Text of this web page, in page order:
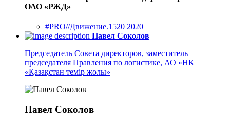
ОАО «РЖД»
#PRO//Движение.1520 2020
Павел Соколов
Председатель Совета директоров, заместитель
председателя Правления по логистике, АО «НК
«Қазақстан темір жолы»
Павел Соколов